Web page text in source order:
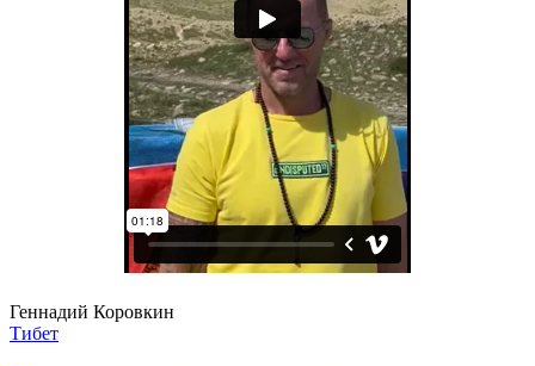
Геннадий Коровкин
Тибет